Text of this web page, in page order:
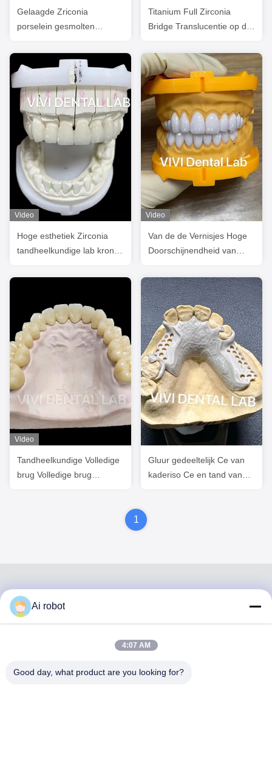
Gelaagde Zriconia
porselein gesmolten
schaduw
Titanium Full Zirconia
Bridge Translucentie op de
Video
Hoge esthetiek Zirconia
tandheelkundige lab kronen
Video
Van de de Vernisjes Hoge
Doorschijnendheid van
Gelamineerde
Tandlaboratorium van
China
Video
Tandheelkundige Volledige
brug Volledige brug
Gluur gedeeltelijk Ce van
kaderiso Ce en tand van
1
LABORATORY
Ai robot
4:07 AM
Good day, what product are you looking for?